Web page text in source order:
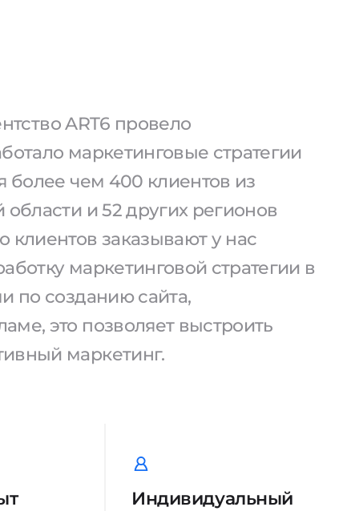
ART6 провело
маркетинговые стратегии
более чем 400 клиентов из
и 52 других регионов
клиентов заказывают у нас
маркетинговой стратегии в
по созданию сайта,
это позволяет выстроить
маркетинг.
Индивидуальный